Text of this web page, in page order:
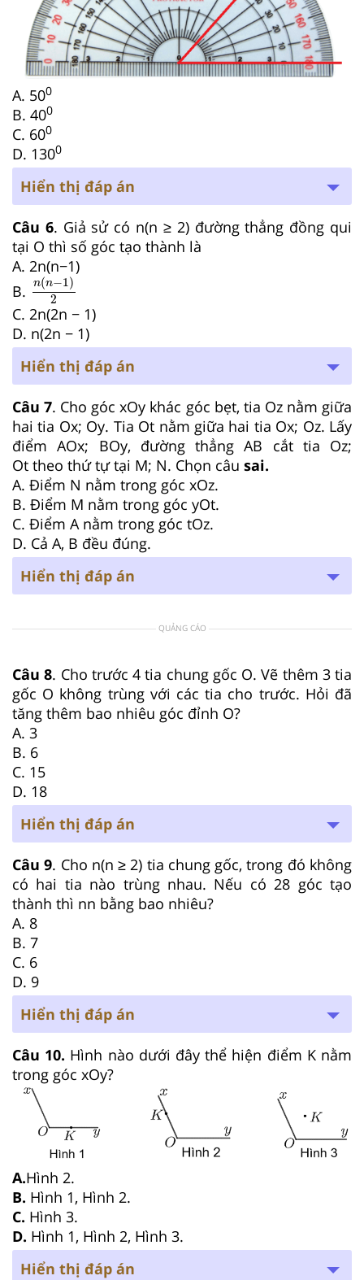
A. 500
B. 400
C. 600
D. 1300
Hiển thị đáp án
Câu 6. Giả sử có n(n ≥ 2) đường thẳng đồng qui
tại O thì số góc tạo thành là
A. 2n(n−1)
B.
n(n−1)
2
nn− 12
C. 2n(2n − 1)
D. n(2n − 1)
Hiển thị đáp án
Câu 7. Cho góc xOy khác góc bẹt, tia Oz nằm giữa
hai tia Ox; Oy. Tia Ot nằm giữa hai tia Ox; Oz. Lấy
điểm AOx; BOy, đường thẳng AB cắt tia Oz;
Ot theo thứ tự tại M; N. Chọn câu sai.
A. Điểm N nằm trong góc xOz.
B. Điểm M nằm trong góc yOt.
C. Điểm A nằm trong góc tOz.
D. Cả A, B đều đúng.
Hiển thị đáp án
QUẢNG CÁO
Câu 8. Cho trước 4 tia chung gốc O. Vẽ thêm 3 tia
gốc O không trùng với các tia cho trước. Hỏi đã
tăng thêm bao nhiêu góc đỉnh O?
A. 3
B. 6
C. 15
D. 18
Hiển thị đáp án
Câu 9. Cho n(n ≥ 2) tia chung gốc, trong đó không
có hai tia nào trùng nhau. Nếu có 28 góc tạo
thành thì nn bằng bao nhiêu?
A. 8
B. 7
C. 6
D. 9
Hiển thị đáp án
Câu 10. Hình nào dưới đây thể hiện điểm Knằm
trong góc xOy?
A.Hình 2.
B. Hình 1, Hình 2.
C. Hình 3.
D. Hình 1, Hình 2, Hình 3.
Hiển thị đáp án